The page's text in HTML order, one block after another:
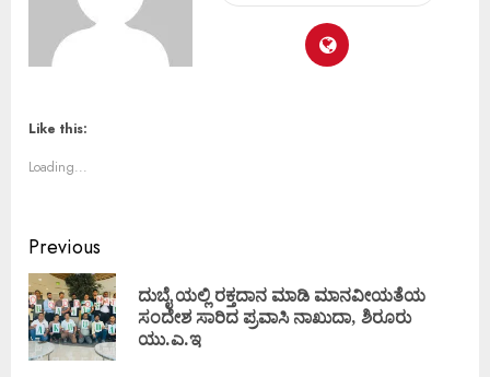
Like this:
Loading...
Previous
ದುಬೈ ಯಲ್ಲಿ ರಕ್ತದಾನ ಮಾಡಿ ಮಾನವೀಯತೆಯ
ಸಂದೇಶ ಸಾರಿದ ಪ್ರವಾಸಿ ನಾಖುದಾ, ಶಿರೂರು
ಯು.ಎ.ಇ